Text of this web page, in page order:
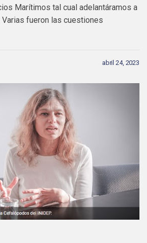
Marítimos tal cual adelantáramos a
Varias fueron las cuestiones
abril 24, 2023